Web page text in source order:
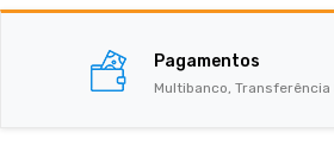
Pagamentos
Multibanco, Transferência